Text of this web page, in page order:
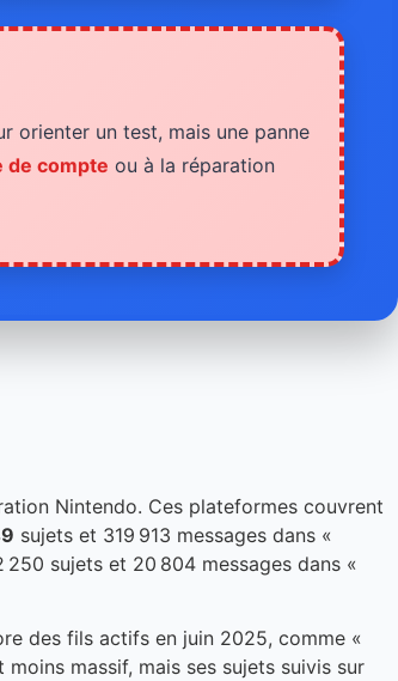
orienter un test, mais une panne
de compte ou à la réparation
Nintendo. Ces plateformes couvrent
sujets et 319 913 messages dans «
sujets et 20 804 messages dans «
des fils actifs en juin 2025, comme «
massif, mais ses sujets suivis sur